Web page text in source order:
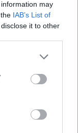
may
IAB’s List of
it to other
or more Google
You may click to
party tags to
in below Google
éttermekből.
KFC és